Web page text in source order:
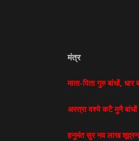
मंत्र
माता-पिता गुरु बांधों, धार
अस्त्रा वश्ये कटै मुनै बांधों
हनुमंत सुर नव लाख